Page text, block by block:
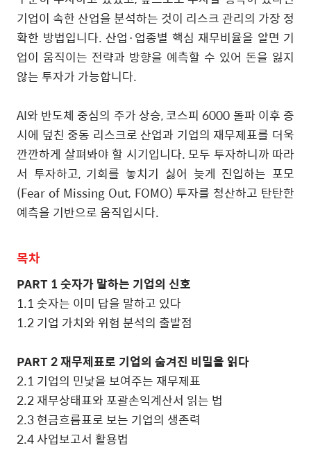
기업이 속한 산업을 분석하는 것이 리스크 관리의 가장 정
확한 방법입니다. 산업·업종별 핵심 재무비율을 알면 기
업이 움직이는 전략과 방향을 예측할 수 있어 돈을 잃지
않는 투자가 가능합니다.
AI와 반도체 중심의 주가 상승,코스피 6000돌파 이후 증
시에 덮친 중동 리스크로 산업과 기업의 재무제표를 더욱
깐깐하게 살펴봐야 할 시기입니다. 모두 투자하니까 따라
서 투자하고, 기회를 놓치기 싫어 늦게 진입하는 포모
(Fear of Missing Out, FOMO) 투자를 청산하고 탄탄한
예측을 기반으로 움직입시다.
목차
PART 1숫자가 말하는 기업의 신호
1.1 숫자는 이미 답을 말하고 있다
1.2기업 가치와 위험 분석의 출발점
PART 2재무제표로 기업의 숨겨진 비밀을 읽다
2.1 기업의 민낯을 보여주는 재무제표
2.2재무상태표와 포괄손익계산서 읽는 법
2.3현금흐름표로 보는 기업의 생존력
2.4사업보고서 활용법